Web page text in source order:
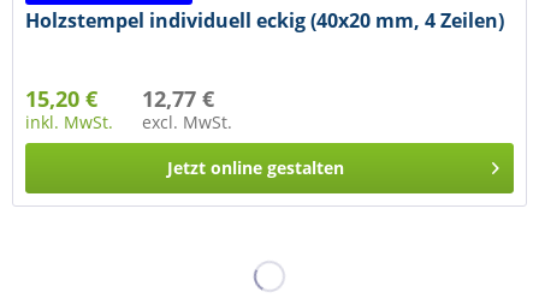
Holzstempel individuell eckig (40x20 mm, 4 Zeilen)
15,20 €
inkl. MwSt.
12,77 €
excl. MwSt.
Jetzt online gestalten